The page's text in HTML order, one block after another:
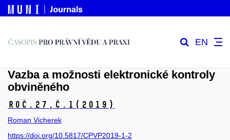
EN
Vazba a možnosti elektronické kontroly
obviněného
Roč.27, č.1 (2019)
Roman Vicherek
https://doi.org/10.5817/CPVP2019-1-2